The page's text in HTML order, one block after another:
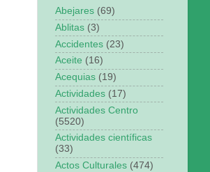
Abejares (69)
Ablitas (3)
Accidentes (23)
Aceite (16)
Acequias (19)
Actividades (17)
Actividades Centro
(5520)
Actividades científicas
(33)
Actos Culturales (474)